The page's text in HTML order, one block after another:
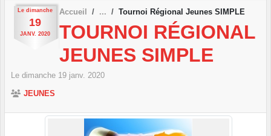
Le dimanche
19
JANV. 2020
Accueil Tournoi Régional Jeunes SIMPLE
TOURNOI RÉGIONAL
JEUNES SIMPLE
Le dimanche 19 janv. 2020
JEUNES